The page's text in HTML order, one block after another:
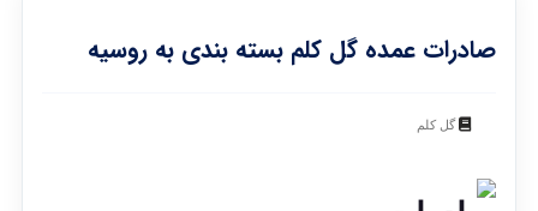
صادرات عمده گل کلم بسته بندی به روسیه
گل کلم